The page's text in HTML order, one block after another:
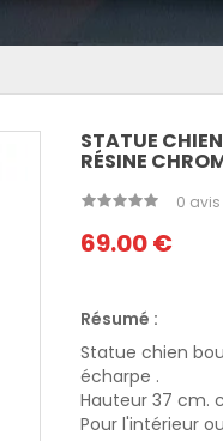
STATUE
RÉSINE
0 avis
69.00 €
Résumé :
Statue chien
écharpe .
Hauteur 37 cm.
Pour l'intérieur